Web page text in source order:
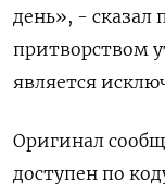
день», - сказал
притворством
является
Оригинал
доступен по